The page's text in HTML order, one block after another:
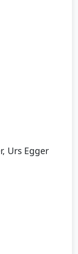
Urs Egger